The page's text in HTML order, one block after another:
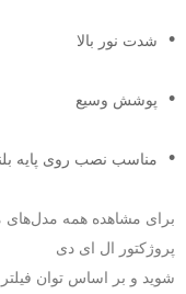
شدت نور بالا
پوشش وسیع
مناسب نصب روی پایه
برای مشاهده همه مدل‌های
پروژکتور ال ای دی
شوید و بر اساس توان فیلتر